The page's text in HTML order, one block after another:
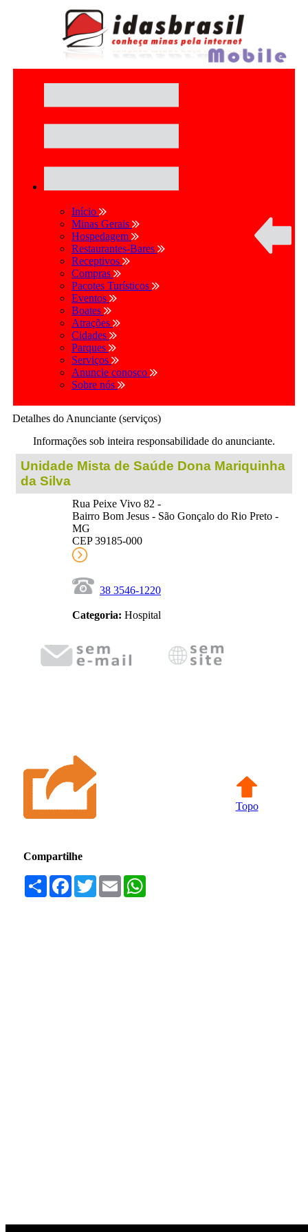
Início
Minas Gerais
Hospedagem
Restaurantes-Bares
Receptivos
Compras
Pacotes Turísticos
Eventos
Boates
Atrações
Cidades
Parques
Serviços
Anuncie conosco
Sobre nós
Detalhes do Anunciante (serviços)
Informações sob inteira responsabilidade do anunciante.
Unidade Mista de Saúde Dona Mariquinha
da Silva
Rua Peixe Vivo 82 -
Bairro Bom Jesus - São Gonçalo do Rio Preto -
MG
CEP 39185-000
38 3546-1220
Categoria: Hospital
Topo
Compartilhe
Compartilhar
Facebook
TwitterEmail